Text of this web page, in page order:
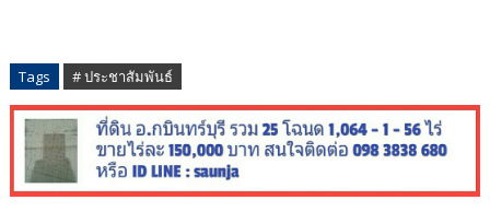
Tags # ประชาสัมพันธ์